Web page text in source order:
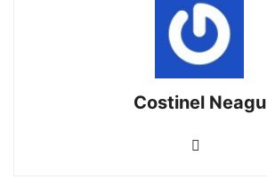
Costinel Neagu